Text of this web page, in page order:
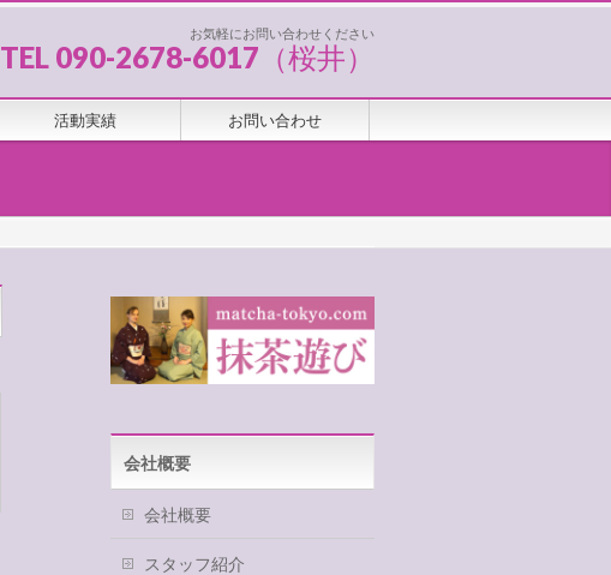
お気軽にお問い合わせください
TEL 090-2678-6017（桜井）
活動実績 お問い合わせ
会社概要
会社概要
スタッフ紹介